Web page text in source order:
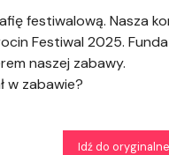
festiwalową. Nasza
Festiwal 2025.
naszej zabawy.
w zabawie?
Idź do